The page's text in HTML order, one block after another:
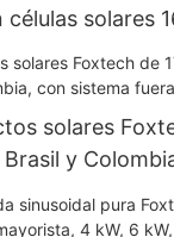
solares
vatios y
solares
y
V.